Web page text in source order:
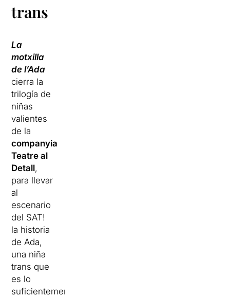
trans
La
motxilla
de l’Ada
cierra la
trilogía de
niñas
valientes
de la
companyia
Teatre al
Detall,
para llevar
al
escenario
del SAT!
la historia
de Ada,
una niña
trans que
es lo
suficientemente